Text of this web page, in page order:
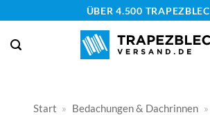
springen
ÜBER 4.500
Start » Bedachungen & Dachrinnen »